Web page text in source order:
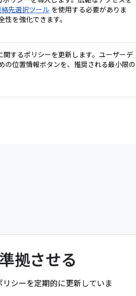
先選択ツール を使用する必要がありま
を強化できます。
関するポリシーを更新します。ユーザーデ
の位置情報ボタンを、推奨される最小限の
拠させる
シーを定期的に更新していま